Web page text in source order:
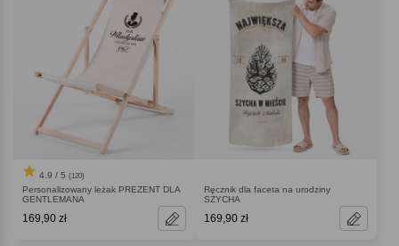
4.9 / 5 (120)
Personalizowany leżak PREZENT DLA
GENTLEMANA
169,90 zł
Ręcznik dla faceta na urodziny
SZYCHA
169,90 zł